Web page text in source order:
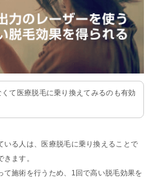
て医療脱毛に乗り換えてみるのも有効
る人は、医療脱毛に乗り換えることで
ます。
施術を行うため、1回で高い脱毛効果を